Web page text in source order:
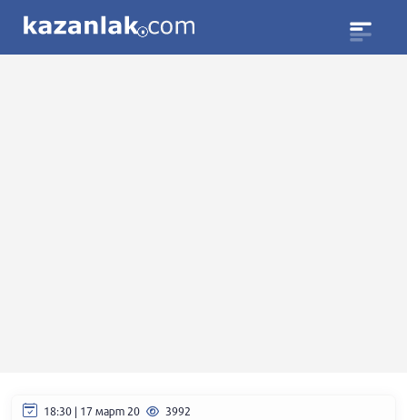
18:30 | 17 март 20 3992